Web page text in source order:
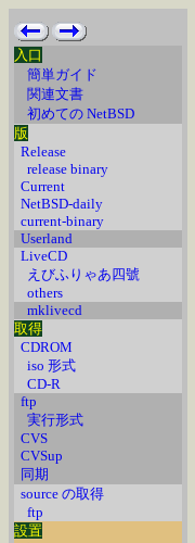
入口
簡単ガイド
関連文書
初めての NetBSD
版
Release
release binary
Current
NetBSD-daily
current-binary
Userland
LiveCD
えびふりゃあ四號
others
mklivecd
取得
CDROM
iso 形式
CD-R
ftp
実行形式
CVS
CVSup
同期
source の取得
ftp
設置